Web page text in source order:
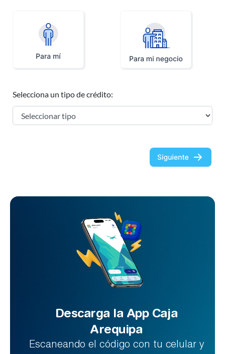
Selecciona un tipo de crédito:
Descarga la App Caja
Arequipa
Escaneando el código con tu celular y